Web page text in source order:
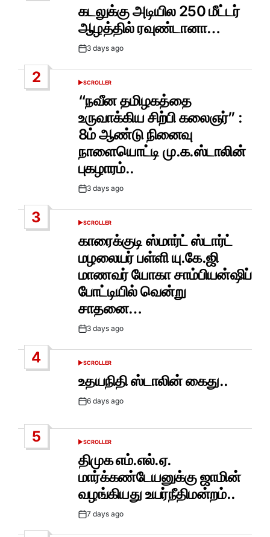
கடலுக்கு அடியில 250 மீட்டர்
ஆழத்தில் ரவுண்டானா…
Post3 days ago
2
POSTED
SCROLLER
“நவீன தமிழகத்தை
உருவாக்கிய சிற்பி கலைஞர்” :
8ம் ஆண்டு நினைவு
நாளையொட்டி மு.க.ஸ்டாலின்
புகழாரம்..
Post3 days ago
3
POSTED
SCROLLER
காரைக்குடி ஸ்மார்ட் ஸ்டார்ட்
மழலையர் பள்ளி யு.கே.ஜி
மாணவர் யோகா சாம்பியன்ஷிப்
போட்டியில் வென்று
சாதனை…
Post3 days ago
4
POSTED
SCROLLER
உதயநிதி ஸ்டாலின் கைது..
Post6 days ago
5
POSTED
SCROLLER
திமுக எம்.எல்.ஏ.
மார்க்கண்டேயனுக்கு ஜாமின்
வழங்கியது உயர்நீதிமன்றம்..
Post7 days ago